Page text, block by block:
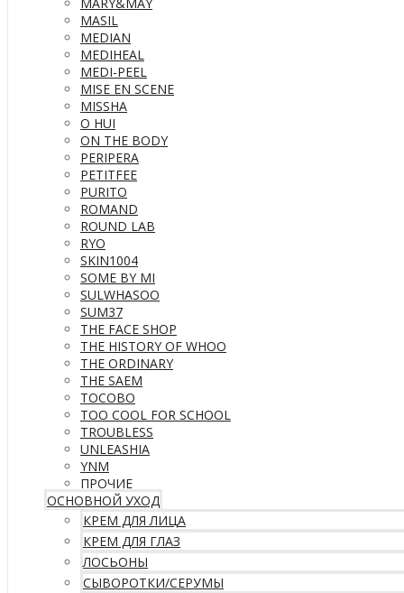
MASIL
MEDIAN
MEDIHEAL
MEDI-PEEL
MISE EN SCENE
MISSHA
O HUI
ON THE BODY
PERIPERA
PETITFEE
PURITO
ROMAND
ROUND LAB
RYO
SKIN1004
SOME BY MI
SULWHASOO
SUM37
THE FACE SHOP
THE HISTORY OF WHOO
THE ORDINARY
THE SAEM
TOCOBO
TOO COOL FOR SCHOOL
TROUBLESS
UNLEASHIA
YNM
ПРОЧИЕ
ОСНОВНОЙ УХОД
КРЕМ ДЛЯ ЛИЦА
КРЕМ ДЛЯ ГЛАЗ
ЛОСЬОНЫ
СЫВОРОТКИ/СЕРУМЫ